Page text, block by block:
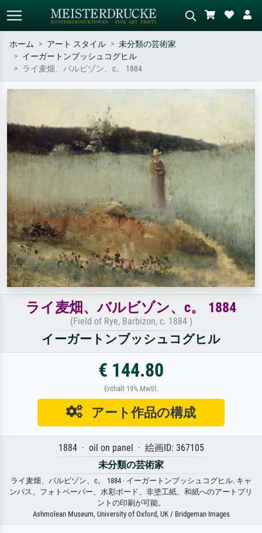
標準検索
ホーム アート スタイル
未分類の芸術家
イーガートンブッシュコグヒル
ライ麦畑、バルビゾン、c。 1884
ライ麦畑、バルビゾン、c。 1884
(Field of Rye, Barbizon, c. 1884 )
イーガートンブッシュコグヒル
€ 144.80
Enthält 19% MwSt.
アート作品の構成
1884 · oil on panel · 絵画ID: 367105
未分類の芸術家
ライ麦畑、バルビゾン、c。 1884 · イーガートンブッシュコグヒル. キャ
ンバス、フォトペーパー、水彩ボード、非塗工紙、和紙へのアートプリ
ントの印刷が可能。
Ashmolean Museum, University of Oxford, UK / Bridgeman Images